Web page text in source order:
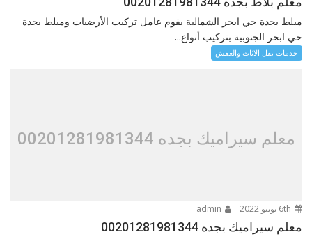
مبلط بجدة حي ابحر الشمالية يقوم عامل تركيب الأرضيات ومبلط بجدة
حي ابحر الجنوبية بتركيب أنواع...
خدمات نقل الاثاث والعفش
معلم سيراميك بجده 00201281981344
معلم سيراميك بجده 00201281981344